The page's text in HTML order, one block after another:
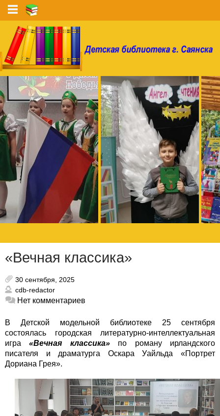
«Вечная классика»
30 сентября, 2025
cdb-redactor
Нет комментариев
В Детской модельной библиотеке 25 сентября
состоялась городская литературно-интеллектуальная
игра«Вечная классика»по роману ирландского
писателя и драматурга Оскара Уайльда «Портрет
Дориана Грея».